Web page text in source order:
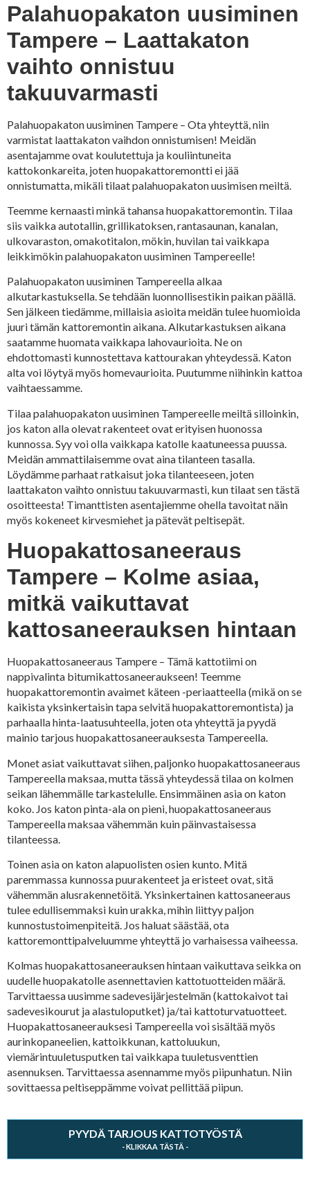
Palahuopakaton uusiminen
Tampere – Laattakaton
vaihto onnistuu
takuuvarmasti
Palahuopakaton uusiminen Tampere – Ota yhteyttä, niin
varmistat laattakaton vaihdon onnistumisen! Meidän
asentajamme ovat koulutettuja ja kouliintuneita
kattokonkareita, joten huopakattoremontti ei jää
onnistumatta, mikäli tilaat palahuopakaton uusimisen meiltä.
Teemme kernaasti minkä tahansa huopakattoremontin. Tilaa
siis vaikka autotallin, grillikatoksen, rantasaunan, kanalan,
ulkovaraston, omakotitalon, mökin, huvilan tai vaikkapa
leikkimökin palahuopakaton uusiminen Tampereelle!
Palahuopakaton uusiminen Tampereella alkaa
alkutarkastuksella. Se tehdään luonnollisestikin paikan päällä.
Sen jälkeen tiedämme, millaisia asioita meidän tulee huomioida
juuri tämän kattoremontin aikana. Alkutarkastuksen aikana
saatamme huomata vaikkapa lahovaurioita. Ne on
ehdottomasti kunnostettava kattourakan yhteydessä. Katon
alta voi löytyä myös homevaurioita. Puutumme niihinkin kattoa
vaihtaessamme.
Tilaa palahuopakaton uusiminen Tampereelle meiltä silloinkin,
jos katon alla olevat rakenteet ovat erityisen huonossa
kunnossa. Syy voi olla vaikkapa katolle kaatuneessa puussa.
Meidän ammattilaisemme ovat aina tilanteen tasalla.
Löydämme parhaat ratkaisut joka tilanteeseen, joten
laattakaton vaihto onnistuu takuuvarmasti, kun tilaat sen tästä
osoitteesta! Timanttisten asentajiemme ohella tavoitat näin
myös kokeneet kirvesmiehet ja pätevät peltisepät.
Huopakattosaneeraus
Tampere – Kolme asiaa,
mitkä vaikuttavat
kattosaneerauksen hintaan
Huopakattosaneeraus Tampere – Tämä kattotiimi on
nappivalinta bitumikattosaneeraukseen! Teemme
huopakattoremontin avaimet käteen -periaatteella (mikä on se
kaikista yksinkertaisin tapa selvitä huopakattoremontista) ja
parhaalla hinta-laatusuhteella, joten ota yhteyttä ja pyydä
mainio tarjous huopakattosaneerauksesta Tampereella.
Monet asiat vaikuttavat siihen, paljonko huopakattosaneeraus
Tampereella maksaa, mutta tässä yhteydessä tilaa on kolmen
seikan lähemmälle tarkastelulle. Ensimmäinen asia on katon
koko. Jos katon pinta-ala on pieni, huopakattosaneeraus
Tampereella maksaa vähemmän kuin päinvastaisessa
tilanteessa.
Toinen asia on katon alapuolisten osien kunto. Mitä
paremmassa kunnossa puurakenteet ja eristeet ovat, sitä
vähemmän alusrakennetöitä. Yksinkertainen kattosaneeraus
tulee edullisemmaksi kuin urakka, mihin liittyy paljon
kunnostustoimenpiteitä. Jos haluat säästää, ota
kattoremonttipalveluumme yhteyttä jo varhaisessa vaiheessa.
Kolmas huopakattosaneerauksen hintaan vaikuttava seikka on
uudelle huopakatolle asennettavien kattotuotteiden määrä.
Tarvittaessa uusimme sadevesijärjestelmän (kattokaivot tai
sadevesikourut ja alastuloputket) ja/tai kattoturvatuotteet.
Huopakattosaneerauksesi Tampereella voi sisältää myös
aurinkopaneelien, kattoikkunan, kattoluukun,
viemärintuuletusputken tai vaikkapa tuuletusventtien
asennuksen. Tarvittaessa asennamme myös piipunhatun. Niin
sovittaessa peltiseppämme voivat pellittää piipun.
PYYDÄ TARJOUS KATTOTYÖSTÄ